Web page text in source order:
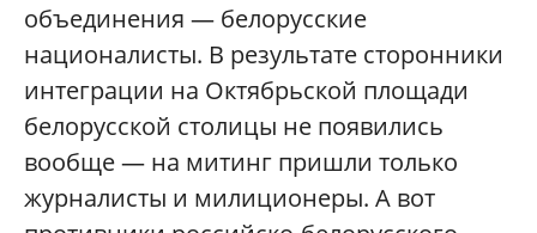
объединения — белорусские
националисты. В результате сторонники
интеграции на Октябрьской площади
белорусской столицы не появились
вообще — на митинг пришли только
журналисты и милиционеры. А вот